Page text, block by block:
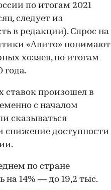
по итогам 2021
следует из
в редакции). Спрос на
«Авито» понимают
хозяев, по итогам
года.
ставок произошел в
с началом
сказываться
снижение доступности
по стране
на 14% — до 19,2 тыс.